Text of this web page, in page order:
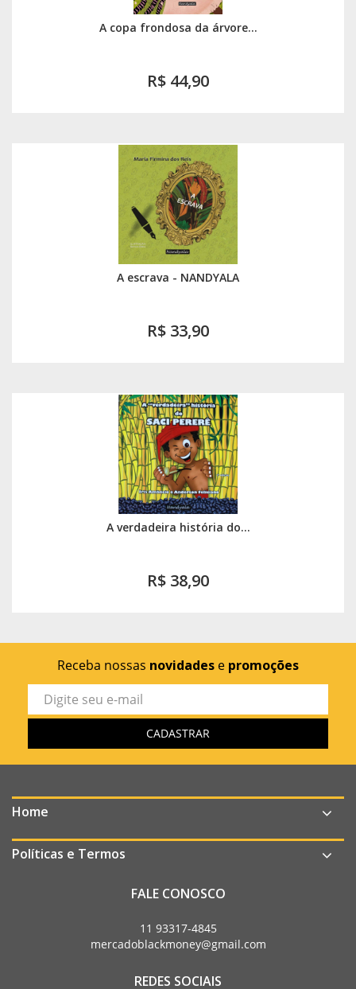
A copa frondosa da árvore...
R$ 44,90
A escrava - NANDYALA
R$ 33,90
A verdadeira história do...
R$ 38,90
Receba nossas novidades e promoções
Home
Políticas e Termos
FALE CONOSCO
11 93317-4845
mercadoblackmoney@gmail.com
REDES SOCIAIS